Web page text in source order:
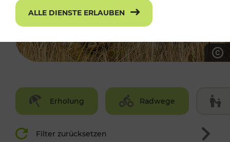
Erholung Radwege
Filter zurücksetzen
ALLE DIENSTE ERLAUBEN